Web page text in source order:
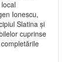
Ionescu,
Slatina şi
cuprinse